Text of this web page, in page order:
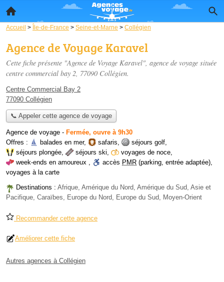
Accueil > Île-de-France > Seine-et-Marne > Collégien
Agence de Voyage Karavel
Cette fiche présente "Agence de Voyage Karavel", agence de voyage située
centre commercial bay 2, 77090 Collégien.
Centre Commercial Bay 2
77090 Collégien
📞 Appeler cette agence de voyage
Agence de voyage - Fermée, ouvre à 9h30
Offres :
balades en mer, safaris, séjours golf,
séjours plongée, séjours ski, voyages de noce,
week-ends en amoureux , accès PMR (parking, entrée adaptée),
voyages à la carte
Destinations : Afrique, Amérique du Nord, Amérique du Sud, Asie et
Pacifique, Caraïbes, Europe du Nord, Europe du Sud, Moyen-Orient
Recommander cette agence
Améliorer cette fiche
Autres agences à Collégien